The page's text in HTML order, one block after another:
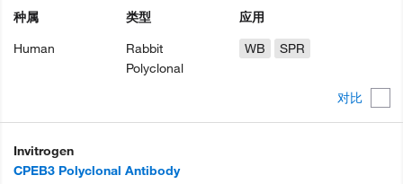
对比
种属
Human
类型
Rabbit
Polyclonal
应用
WB
SPR
Invitrogen
CPEB3 Polyclonal Antibody